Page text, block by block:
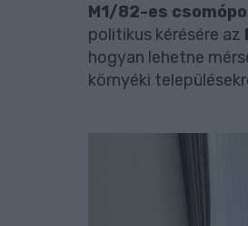
M1/82-es
politikus kérésére az
hogyan lehetne
környéki